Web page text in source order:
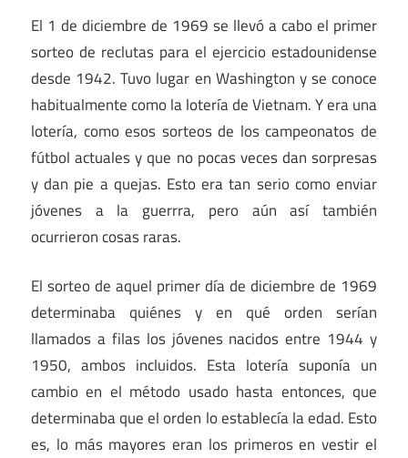
El 1 de diciembre de 1969 se llevó a cabo el primer
sorteo de reclutas para el ejercicio estadounidense
desde 1942. Tuvo lugar en Washington y se conoce
habitualmente como la lotería de Vietnam. Y era una
lotería, como esos sorteos de los campeonatos de
fútbol actuales y que no pocas veces dan sorpresas
y dan pie a quejas. Esto era tan serio como enviar
jóvenes a la guerrra, pero aún así también
ocurrieron cosas raras.
El sorteo de aquel primer día de diciembre de 1969
determinaba quiénes y en qué orden serían
llamados a filas los jóvenes nacidos entre 1944 y
1950, ambos incluidos. Esta lotería suponía un
cambio en el método usado hasta entonces, que
determinaba que el orden lo establecía la edad. Esto
es, lo más mayores eran los primeros en vestir el